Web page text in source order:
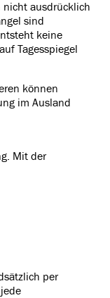
nicht ausdrücklich
sind
keine
Tagesspiegel
können
im Ausland
Mit der
per